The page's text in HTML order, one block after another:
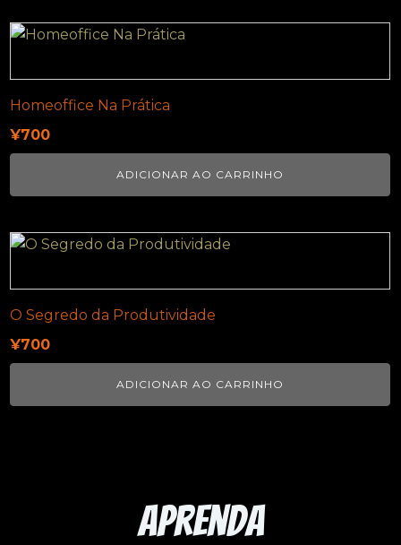
Homeoffice Na Prática
¥700
ADICIONAR AO CARRINHO
O Segredo da Produtividade
¥700
ADICIONAR AO CARRINHO
Aprenda